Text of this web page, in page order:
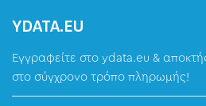
ΥDATA.EU
Εγγραφείτε στο ydata.eu &
στο σύγχρονο τρόπο πληρωμής!